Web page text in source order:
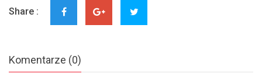
Share :
Komentarze (0)